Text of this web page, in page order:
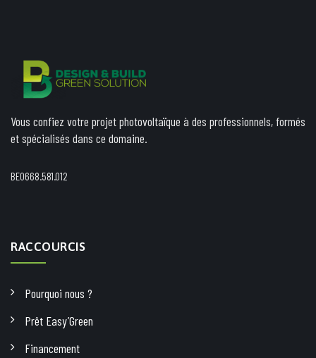
Vous confiez votre projet photovoltaïque à des professionnels, formés
et spécialisés dans ce domaine.
BE0668.581.012
RACCOURCIS
Pourquoi nous ?
Prêt Easy’Green
Financement